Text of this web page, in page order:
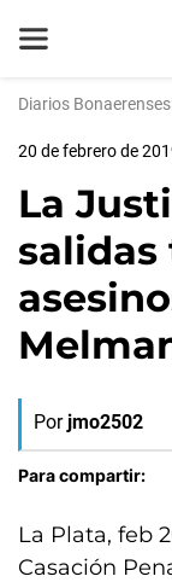
Diarios Bonaerenses
20 de febrero de
La
salidas
Por jmo2502
Para compartir:
La Plata, feb
Casación